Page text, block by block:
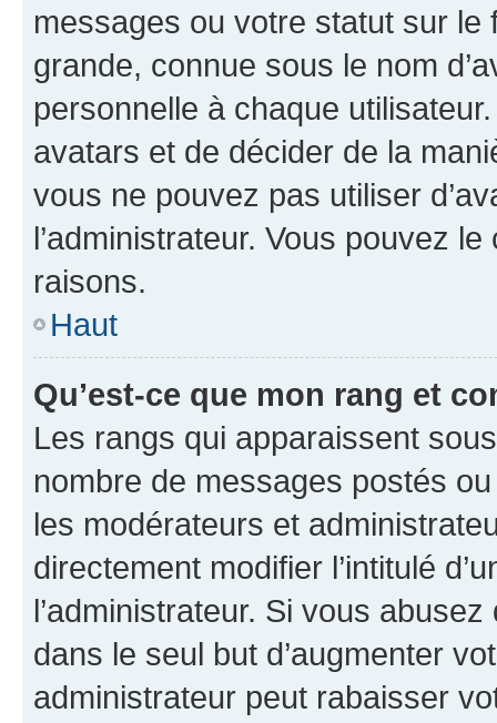
messages ou votre statut sur
grande, connue sous le nom
personnelle à chaque utilisateur.
avatars et de décider de la
vous ne pouvez pas utiliser
l’administrateur. Vous pouvez
raisons.
Haut
Qu’est-ce que mon rang et
Les rangs qui apparaissent
nombre de messages postés
les modérateurs et
directement modifier l’intitulé
l’administrateur. Si vous
dans le seul but d’augmenter
administrateur peut rabaisser